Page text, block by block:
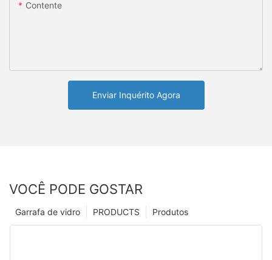
Contente
Enviar Inquérito Agora
VOCÊ PODE GOSTAR
Produtos
PRODUCTS
Garrafa de vidro